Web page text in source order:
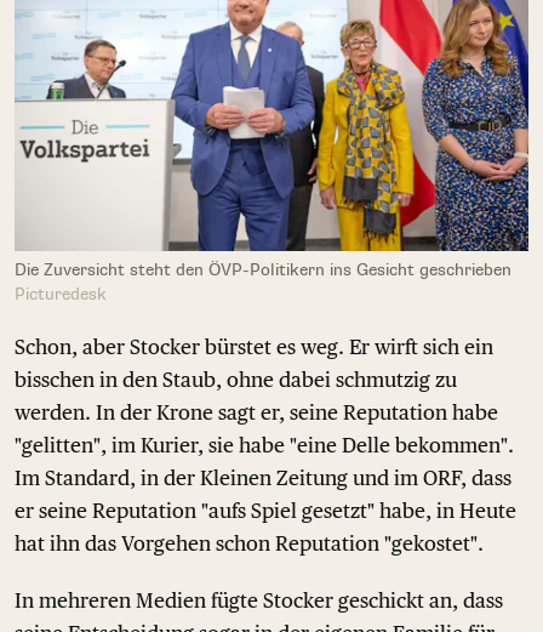
Die Zuversicht steht den ÖVP-Politikern ins Gesicht geschrieben
Picturedesk
Schon, aber Stocker bürstet es weg. Er wirft sich ein
bisschen in den Staub, ohne dabei schmutzig zu
werden. In der Krone sagt er, seine Reputation habe
"gelitten", im Kurier, sie habe "eine Delle bekommen".
Im Standard, in der Kleinen Zeitung und im ORF, dass
er seine Reputation "aufs Spiel gesetzt" habe, in Heute
hat ihn das Vorgehen schon Reputation "gekostet".
In mehreren Medien fügte Stocker geschickt an, dass